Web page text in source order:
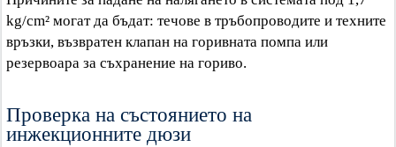
kg/cm² могат да бъдат: течове в тръбопроводите и техните
връзки, възвратен клапан на горивната помпа или
резервоара за съхранение на гориво.
Проверка на състоянието на
инжекционните дюзи